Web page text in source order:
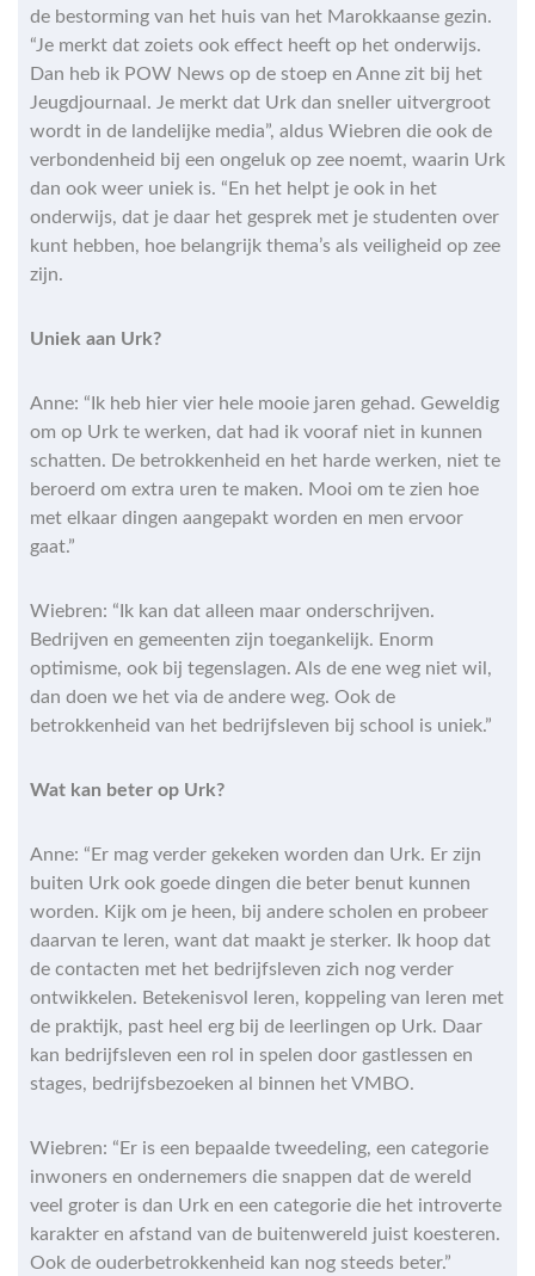
de bestorming van het huis van het Marokkaanse gezin.
“Je merkt dat zoiets ook effect heeft op het onderwijs.
Dan heb ik POW News op de stoep en Anne zit bij het
Jeugdjournaal. Je merkt dat Urk dan sneller uitvergroot
wordt in de landelijke media”, aldus Wiebren die ook de
verbondenheid bij een ongeluk op zee noemt, waarin Urk
dan ook weer uniek is. “En het helpt je ook in het
onderwijs, dat je daar het gesprek met je studenten over
kunt hebben, hoe belangrijk thema’s als veiligheid op zee
zijn.
Uniek aan Urk?
Anne: “Ik heb hier vier hele mooie jaren gehad. Geweldig
om op Urk te werken, dat had ik vooraf niet in kunnen
schatten. De betrokkenheid en het harde werken, niet te
beroerd om extra uren te maken. Mooi om te zien hoe
met elkaar dingen aangepakt worden en men ervoor
gaat.”
Wiebren: “Ik kan dat alleen maar onderschrijven.
Bedrijven en gemeenten zijn toegankelijk. Enorm
optimisme, ook bij tegenslagen. Als de ene weg niet wil,
dan doen we het via de andere weg. Ook de
betrokkenheid van het bedrijfsleven bij school is uniek.”
Wat kan beter op Urk?
Anne: “Er mag verder gekeken worden dan Urk. Er zijn
buiten Urk ook goede dingen die beter benut kunnen
worden. Kijk om je heen, bij andere scholen en probeer
daarvan te leren, want dat maakt je sterker. Ik hoop dat
de contacten met het bedrijfsleven zich nog verder
ontwikkelen. Betekenisvol leren, koppeling van leren met
de praktijk, past heel erg bij de leerlingen op Urk. Daar
kan bedrijfsleven een rol in spelen door gastlessen en
stages, bedrijfsbezoeken al binnen het VMBO.
Wiebren: “Er is een bepaalde tweedeling, een categorie
inwoners en ondernemers die snappen dat de wereld
veel groter is dan Urk en een categorie die het introverte
karakter en afstand van de buitenwereld juist koesteren.
Ook de ouderbetrokkenheid kan nog steeds beter.”